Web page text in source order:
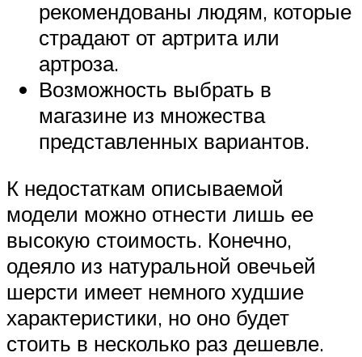
рекомендованы людям, которые
страдают от артрита или
артроза.
Возможность выбрать в
магазине из множества
представленных вариантов.
К недостаткам описываемой
модели можно отнести лишь ее
высокую стоимость. Конечно,
одеяло из натуральной овечьей
шерсти имеет немного худшие
характеристики, но оно будет
стоить в несколько раз дешевле.